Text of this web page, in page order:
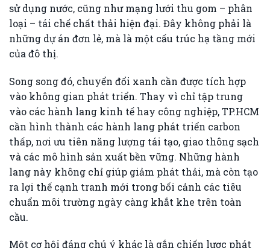
sử dụng nước, cũng như mạng lưới thu gom – phân
loại – tái chế chất thải hiện đại. Đây không phải là
những dự án đơn lẻ, mà là một cấu trúc hạ tầng mới
của đô thị.
Song song đó, chuyển đổi xanh cần được tích hợp
vào không gian phát triển. Thay vì chỉ tập trung
vào các hành lang kinh tế hay công nghiệp, TP.HCM
cần hình thành các hành lang phát triển carbon
thấp, nơi ưu tiên năng lượng tái tạo, giao thông sạch
và các mô hình sản xuất bền vững. Những hành
lang này không chỉ giúp giảm phát thải, mà còn tạo
ra lợi thế cạnh tranh mới trong bối cảnh các tiêu
chuẩn môi trường ngày càng khắt khe trên toàn
cầu.
Một cơ hội đáng chú ý khác là gắn chiến lược phát